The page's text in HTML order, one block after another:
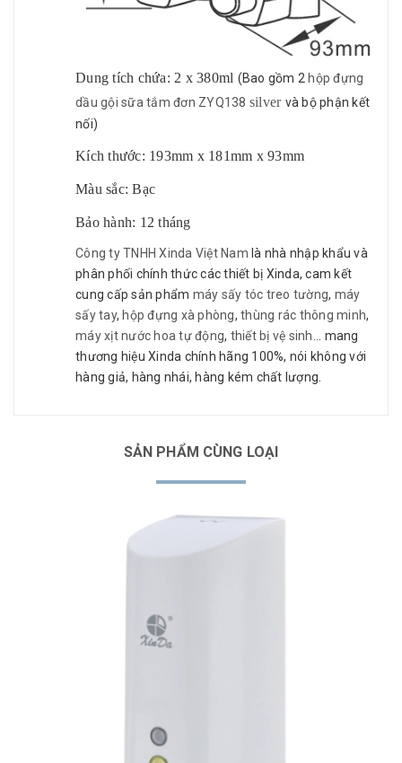
Dung tích chứa: 2 x 380ml (Bao gồm 2hộp đựng
dầu gội sữa tắm đơn ZYQ138 silver và bộ phận kết
nối)
Kích thước: 193mm x 181mm x 93mm
Màu sắc: Bạc
Bảo hành: 12 tháng
Công ty TNHH Xinda Việt Nam là nhà nhập khẩu và
phân phối chính thức các thiết bị Xinda, cam kết
cung cấp sản phẩm máy sấy tóc treo tường, máy
sấy tay,hộp đựng xà phòng, thùng rác thông minh,
máy xịt nước hoa tự động, thiết bị vệ sinh ... mang
thương hiệu Xinda chính hãng 100%, nói không với
hàng giả, hàng nhái, hàng kém chất lượng.
SẢN PHẨM CÙNG LOẠI